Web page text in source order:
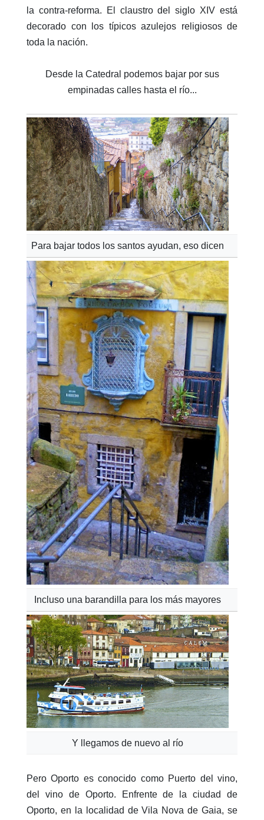
la contra-reforma. El claustro del siglo XIV está
decorado con los típicos azulejos religiosos de
toda la nación.
Desde la Catedral podemos bajar por sus
empinadas calles hasta el río...
Para bajar todos los santos ayudan, eso dicen
Incluso una barandilla para los más mayores
Y llegamos de nuevo al río
Pero Oporto es conocido como Puerto del vino,
del vino de Oporto. Enfrente de la ciudad de
Oporto, en la localidad de Vila Nova de Gaia, se